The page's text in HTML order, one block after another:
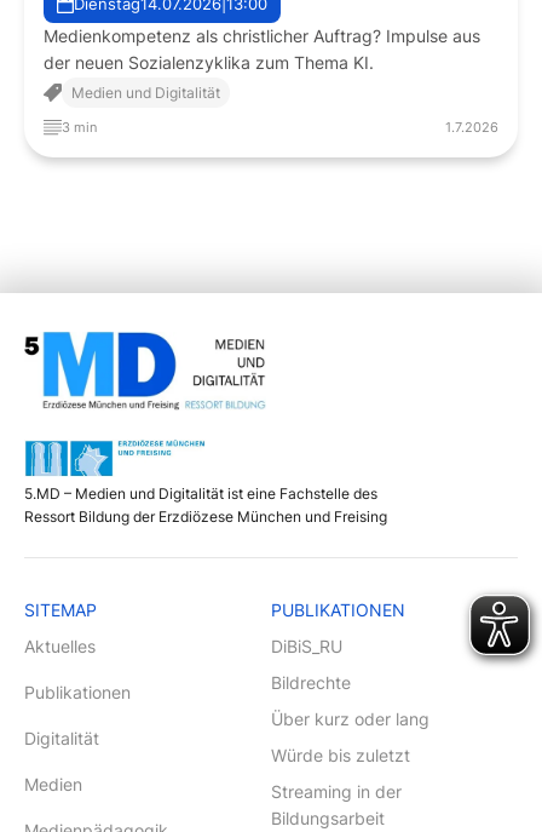
Dienstag14.07.2026 |13:00
Medienkompetenz als christlicher Auftrag? Impulse aus
der neuen Sozialenzyklika zum Thema KI.
Medien und Digitalität
3 min 1.7.2026
5.MD – Medien und Digitalität ist eine Fachstelle des
Ressort Bildung der Erzdiözese München und Freising
SITEMAP
Aktuelles
Publikationen
Digitalität
Medien
PUBLIKATIONEN
DiBiS_RU
Bildrechte
Über kurz oder lang
Würde bis zuletzt
Streaming in der
Bildungsarbeit